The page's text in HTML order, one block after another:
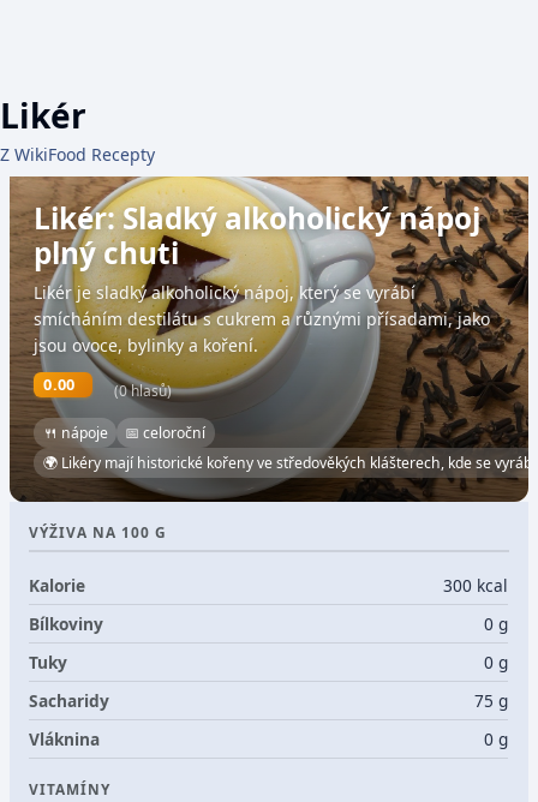
Likér
Z WikiFood Recepty
Likér: Sladký alkoholický nápoj
plný chuti
Likér je sladký alkoholický nápoj, který se vyrábí
smícháním destilátu s cukrem a různými přísadami, jako
jsou ovoce, bylinky a koření.
0.00 (0 hlasů)
🍴 nápoje
📅 celoroční
🌍 Likéry mají historické kořeny ve středověkých klášterech, kde se
VÝŽIVA NA 100 G
Kalorie
300 kcal
Bílkoviny
0 g
Tuky
0 g
Sacharidy
75 g
Vláknina
0 g
VITAMÍNY